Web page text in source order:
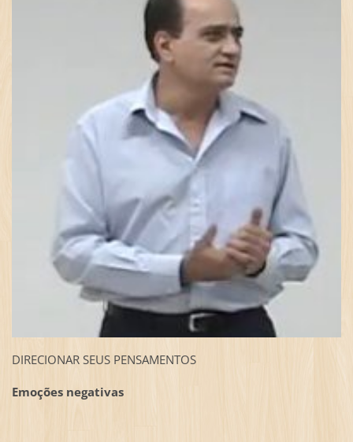
DIRECIONAR SEUS PENSAMENTOS
Emoções negativas